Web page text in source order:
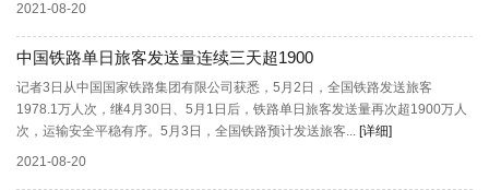
2021-08-20
中国铁路单日旅客发送量连续三天超1900
记者3日从中国国家铁路集团有限公司获悉，5月2日，全国铁路发送旅客
1978.1万人次，继4月30日、5月1日后，铁路单日旅客发送量再次超1900万人
次，运输安全平稳有序。5月3日，全国铁路预计发送旅客... [详细]
2021-08-20